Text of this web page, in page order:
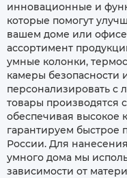
инновационные и
которые помогут
вашем доме или
ассортимент
умные колонки,
камеры безопасности
персонализировать с
товары производятся
обеспечивая высокое
гарантируем быстрое
России. Для
умного дома мы
зависимости от